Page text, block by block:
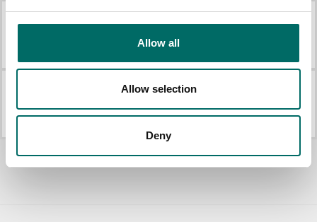
Allow all
Allow selection
Deny
K 431
K 442
K 442 K 21008
Allt Motorverktyg